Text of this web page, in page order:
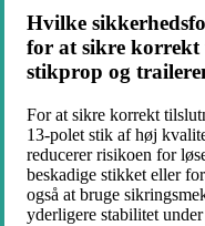
Hvilke
for at sikre korrekt
stikprop og
For at sikre korrekt
13-polet stik af høj
reducerer risikoen for
beskadige stikket eller
også at bruge
yderligere stabilitet